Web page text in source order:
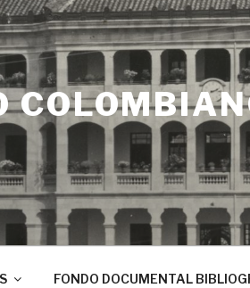
FONDO DOCUMENTAL